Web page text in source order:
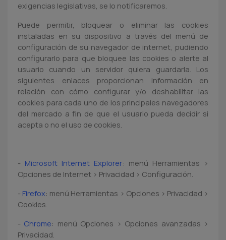
exigencias legislativas, se lo notificaremos.
Puede permitir, bloquear o eliminar las cookies
instaladas en su dispositivo a través del menú de
configuración de su navegador de internet, pudiendo
configurarlo para que bloquee las cookies o alerte al
usuario cuando un servidor quiera guardarla. Los
siguientes enlaces proporcionan información en
relación con cómo configurar y/o deshabilitar las
cookies para cada uno de los principales navegadores
del mercado a fin de que el usuario pueda decidir si
acepta o no el uso de cookies.
- Microsoft Internet Explorer: menú Herramientas >
Opciones de Internet > Privacidad > Configuración.
- Firefox: menú Herramientas > Opciones > Privacidad >
Cookies.
- Chrome: menú Opciones > Opciones avanzadas >
Privacidad.